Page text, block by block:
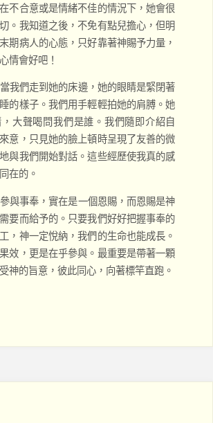
不合意或是情緒不佳的情況下，她會很
。我知道之後，不免有點兒擔心，但明
期病人的心態，只好靠著神賜予力量，
情會好吧！
我們走到她的床邊，她的眼睛是緊閉著
的樣子。我們用手輕輕拍她的肩膊。她
大聲喝問我們是誰。我們隨即介紹自
意，只見她的臉上頓時呈現了友善的微
與我們開始對話。這些經歷使我真的感
在的。
與事奉，實在是一個恩賜，而恩賜是神
要而給予的。只要我們好好把握事奉的
，神一定悅納，我們的生命也能成長。
效，更是在乎參與。最重要是帶著一顆
神的旨意，彼此同心，向著標竿直跑。